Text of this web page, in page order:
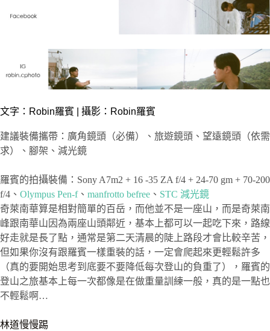
文字： Robin羅賓 | 攝影：Robin羅賓
建議裝備攜帶：廣角鏡頭（必備）、旅遊鏡頭、望遠鏡頭（依需
求）、腳架、減光鏡
羅賓的拍攝裝備：Sony A7m2 + 16 -35 ZA f/4 + 24-70 gm + 70-200
f/4、 Olympus Pen-f、 manfrotto befree 、 STC 減光鏡
奇萊南華算是相對簡單的百岳，而他並不是一座山，而是奇萊南
峰跟南華山因為兩座山頭鄰近，基本上都可以一起吃下來，路線
好走就是長了點，通常是第二天清晨的陡上路段才會比較辛苦，
但如果你沒有跟羅賓一樣重裝的話，一定會爬起來更輕鬆許多
（真的要開始思考到底要不要降低每次登山的負重了），羅賓的
登山之旅基本上每一次都像是在做重量訓練一般，真的是一點也
不輕鬆啊…
林道慢慢踢